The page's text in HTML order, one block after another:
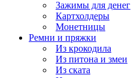
Зажимы для денег
Картхолдеры
Монетницы
Ремни и пряжки
Из крокодила
Из питона и змеи
Из ската